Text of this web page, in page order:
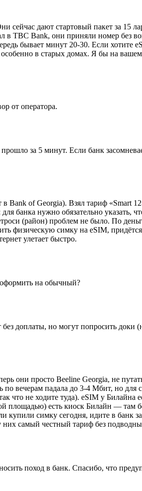
дают стартовый пакет за 15
TBC Bank, они приняли номер без
бывает минут 20-30. Если хотите
в старых домах. Я бы на
от оператора.
за 5 минут. Если банк
of Georgia). Взял тариф «Smart
банка нужно обязательно указать,
(район) проблем не было. По
физическую симку на eSIM,
улетает быстро.
на обычный?
доплаты, но могут попросить доки
они просто Beeline Georgia, не
вечерам падала до 3-4 Мбит, но для
что не ходите туда). eSIM у Билайна
площадью) есть киоск Билайн —
купили симку сегодня, идите в банк
самый честный тариф без
поход в банк. Спасибо, что